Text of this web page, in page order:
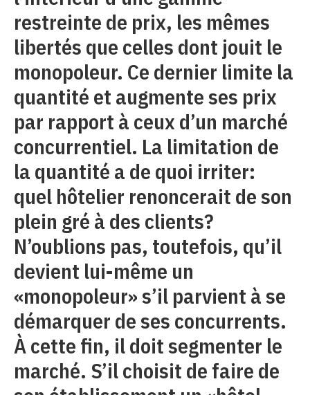
restreinte de prix, les mêmes
libertés que celles dont jouit le
monopoleur. Ce dernier limite la
quantité et augmente ses prix
par rapport à ceux d’un marché
concurrentiel. La limitation de
la quantité a de quoi irriter:
quel hôtelier renoncerait de son
plein gré à des clients?
N’oublions pas, toutefois, qu’il
devient lui-même un
«monopoleur» s’il parvient à se
démarquer de ses concurrents.
À cette fin, il doit segmenter le
marché. S’il choisit de faire de